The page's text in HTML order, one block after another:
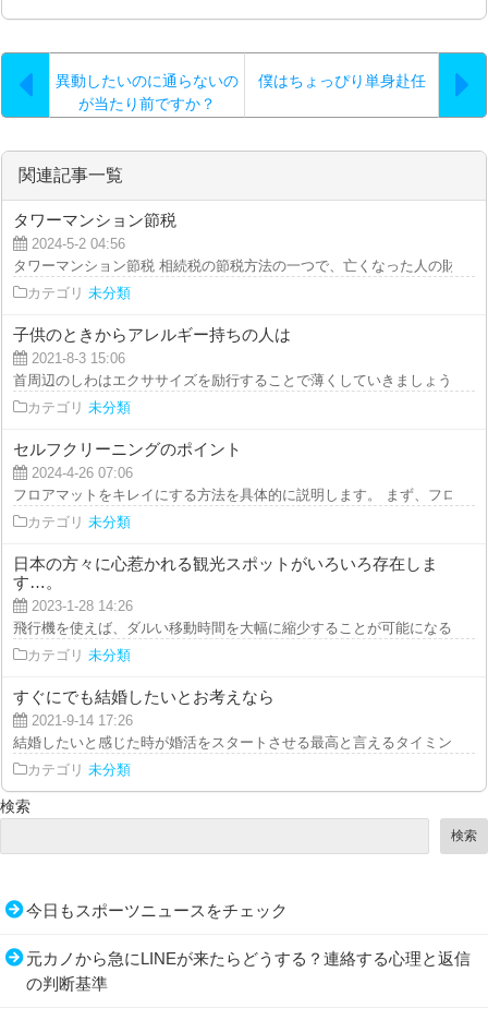
異動したいのに通らないの
が当たり前ですか？
僕はちょっぴり単身赴任
関連記事一覧
タワーマンション節税
2024-5-2 04:56
タワーマンション節税 相続税の節税方法の一つで、亡くなった人の財産
カテゴリ 未分類
子供のときからアレルギー持ちの人は
2021-8-3 15:06
首周辺のしわはエクササイズを励行することで薄くしていきましょう。頭
カテゴリ 未分類
セルフクリーニングのポイント
2024-4-26 07:06
フロアマットをキレイにする方法を具体的に説明します。 まず、フロア
カテゴリ 未分類
日本の方々に心惹かれる観光スポットがいろいろ存在しま
す…。
2023-1-28 14:26
飛行機を使えば、ダルい移動時間を大幅に縮少することが可能になるわけ
カテゴリ 未分類
すぐにでも結婚したいとお考えなら
2021-9-14 17:26
結婚したいと感じた時が婚活をスタートさせる最高と言えるタイミングだ
カテゴリ 未分類
検索
検索
今日もスポーツニュースをチェック
元カノから急にLINEが来たらどうする？連絡する心理と返信
の判断基準